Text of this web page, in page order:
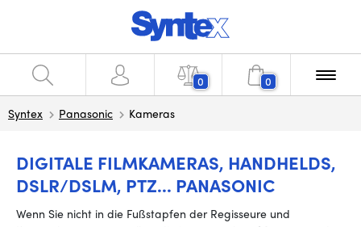
0 0
Syntex Panasonic Kameras
DIGITALE FILMKAMERAS, HANDHELDS,
DSLR/DSLM, PTZ... PANASONIC
Wenn Sie nicht in die Fußstapfen der Regisseure und